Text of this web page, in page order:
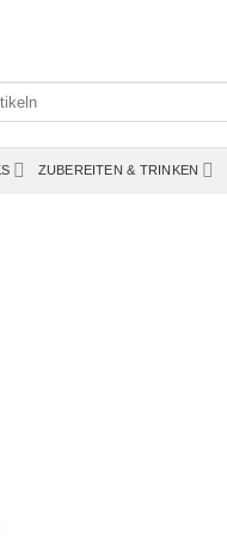
ZUBEREITEN & TRINKEN